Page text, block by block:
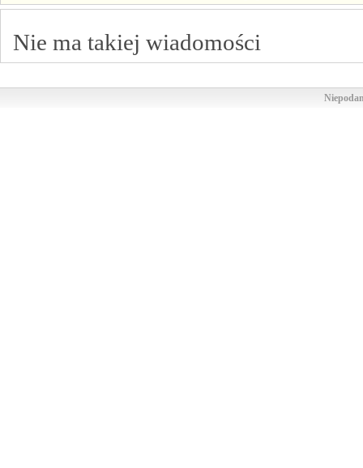
Nie ma takiej wiadomości